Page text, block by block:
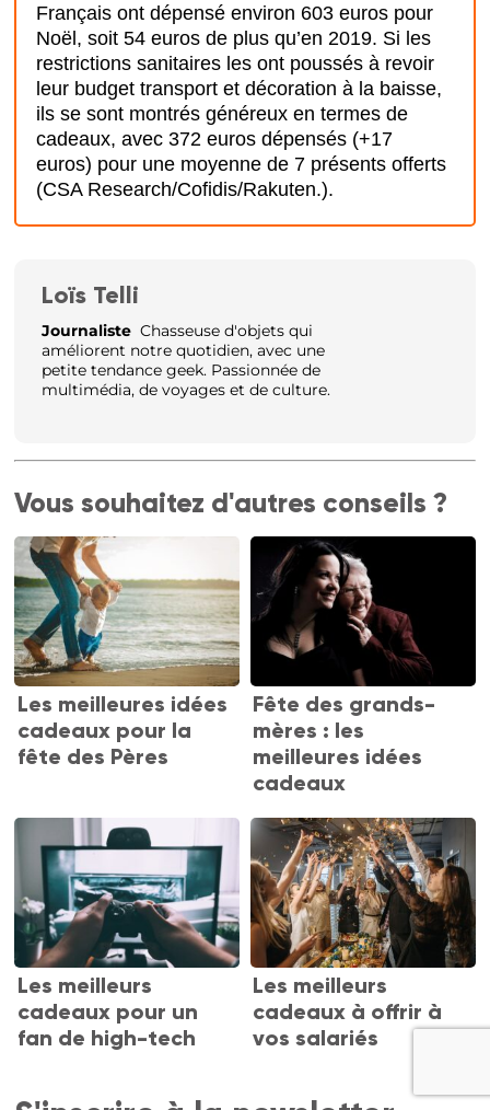
Français ont dépensé environ 603 euros pour
Noël, soit 54 euros de plus qu’en 2019. Si les
restrictions sanitaires les ont poussés à revoir
leur budget transport et décoration à la baisse,
ils se sont montrés généreux en termes de
cadeaux, avec 372 euros dépensés (+17
euros) pour une moyenne de 7 présents offerts
(CSA Research/Cofidis/Rakuten.).
Loïs Telli
Journaliste Chasseuse d'objets qui
améliorent notre quotidien, avec une
petite tendance geek. Passionnée de
multimédia, de voyages et de culture.
Vous souhaitez d'autres conseils ?
Les meilleures idées
cadeaux pour la
fête des Pères
Fête des grands-
mères : les
meilleures idées
cadeaux
Les meilleurs
cadeaux pour un
fan de high-tech
Les meilleurs
cadeaux à offrir à
vos salariés